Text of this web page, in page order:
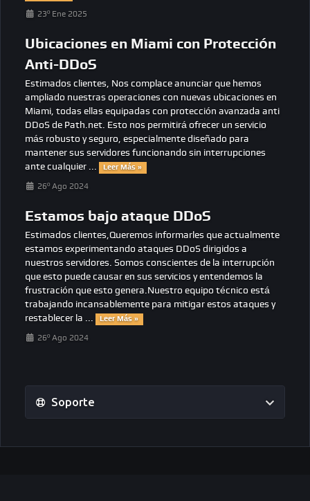
23º Ene 2025
Ubicaciones en Miami con Protección
Anti-DDoS
Estimados clientes, Nos complace anunciar que hemos
ampliado nuestras operaciones con nuevas ubicaciones en
Miami, todas ellas equipadas con protección avanzada anti
DDoS de Path.net. Esto nos permitirá ofrecer un servicio
más robusto y seguro, especialmente diseñado para
mantener sus servidores funcionando sin interrupciones
ante cualquier ...
Leer Más »
26º Ago 2024
Estamos bajo ataque DDoS
Estimados clientes,Queremos informarles que actualmente
estamos experimentando ataques DDoS dirigidos a
nuestros servidores. Somos conscientes de la interrupción
que esto puede causar en sus servicios y entendemos la
frustración que esto genera.Nuestro equipo técnico está
trabajando incansablemente para mitigar estos ataques y
restablecer la ...
Leer Más »
26º Ago 2024
Soporte